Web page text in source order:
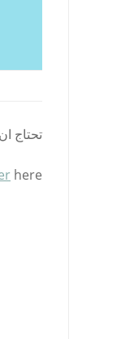
تحتاج ان
here.